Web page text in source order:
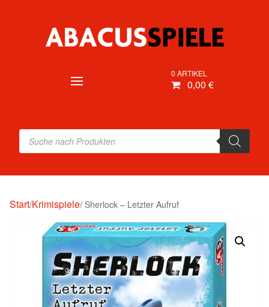
0 ARTIKEL
0,00 €
Products
search
Start/Krimispiele/ Sherlock – Letzter Aufruf